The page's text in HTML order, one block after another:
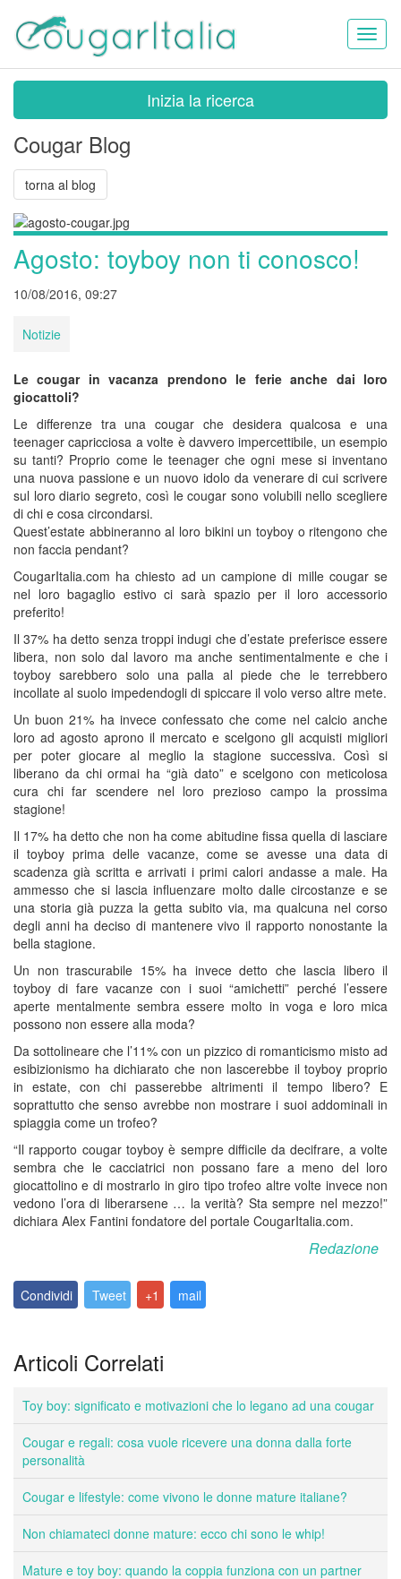
Inizia la ricerca
Cougar Blog
torna al blog
Agosto: toyboy non ti conosco!
10/08/2016, 09:27
Notizie
Le cougar in vacanza prendono le ferie anche dai loro
giocattoli?
Le differenze tra una cougar che desidera qualcosa e una
teenager capricciosa a volte è davvero impercettibile, un esempio
su tanti? Proprio come le teenager che ogni mese si inventano
una nuova passione e un nuovo idolo da venerare di cui scrivere
sul loro diario segreto, così le cougar sono volubili nello scegliere
di chi e cosa circondarsi.
Quest’estate abbineranno al loro bikini un toyboy o ritengono che
non faccia pendant?
CougarItalia.com ha chiesto ad un campione di mille cougar se
nel loro bagaglio estivo ci sarà spazio per il loro accessorio
preferito!
Il 37% ha detto senza troppi indugi che d’estate preferisce essere
libera, non solo dal lavoro ma anche sentimentalmente e che i
toyboy sarebbero solo una palla al piede che le terrebbero
incollate al suolo impedendogli di spiccare il volo verso altre mete.
Un buon 21% ha invece confessato che come nel calcio anche
loro ad agosto aprono il mercato e scelgono gli acquisti migliori
per poter giocare al meglio la stagione successiva. Così si
liberano da chi ormai ha “già dato” e scelgono con meticolosa
cura chi far scendere nel loro prezioso campo la prossima
stagione!
Il 17% ha detto che non ha come abitudine fissa quella di lasciare
il toyboy prima delle vacanze, come se avesse una data di
scadenza già scritta e arrivati i primi calori andasse a male. Ha
ammesso che si lascia influenzare molto dalle circostanze e se
una storia già puzza la getta subito via, ma qualcuna nel corso
degli anni ha deciso di mantenere vivo il rapporto nonostante la
bella stagione.
Un non trascurabile 15% ha invece detto che lascia libero il
toyboy di fare vacanze con i suoi “amichetti” perché l’essere
aperte mentalmente sembra essere molto in voga e loro mica
possono non essere alla moda?
Da sottolineare che l’11% con un pizzico di romanticismo misto ad
esibizionismo ha dichiarato che non lascerebbe il toyboy proprio
in estate, con chi passerebbe altrimenti il tempo libero? E
soprattutto che senso avrebbe non mostrare i suoi addominali in
spiaggia come un trofeo?
“Il rapporto cougar toyboy è sempre difficile da decifrare, a volte
sembra che le cacciatrici non possano fare a meno del loro
giocattolino e di mostrarlo in giro tipo trofeo altre volte invece non
vedono l’ora di liberarsene … la verità? Sta sempre nel mezzo!”
dichiara Alex Fantini fondatore del portale CougarItalia.com.
Redazione
Condividi Tweet +1 mail
Articoli Correlati
Toy boy: significato e motivazioni che lo legano ad una cougar
Cougar e regali: cosa vuole ricevere una donna dalla forte
personalità
Cougar e lifestyle: come vivono le donne mature italiane?
Non chiamateci donne mature: ecco chi sono le whip!
Mature e toy boy: quando la coppia funziona con un partner